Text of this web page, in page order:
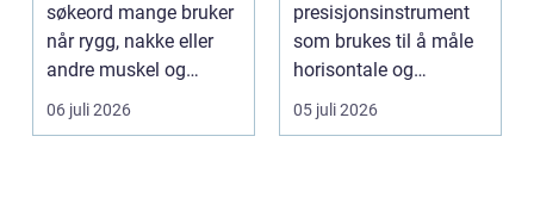
søkeord mange bruker
når rygg, nakke eller
andre muskel og
leddplager begynn...
06 juli 2026
presisjonsinstrument
som brukes til å måle
horisontale og
vertikale vinkle...
05 juli 2026